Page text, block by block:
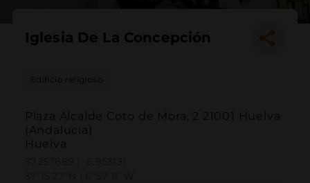
Iglesia De La Concepción
Edificio religioso
Plaza Alcalde Coto de Mora, 2 21001 Huelva
(Andalucía)
Huelva